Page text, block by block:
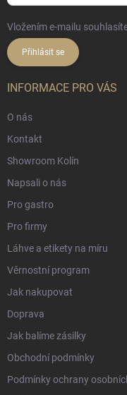
Vložením e-mailu
Přihlásit se
INFORMACE PRO VÁS
O nás
Kontakt
Showroom Kolín
Napsali o nás
Pro gastro
Pro firmy
Láhve a etikety na míru
Věrnostní program
Jak nakupovat
Doprava
Jak balíme zásilky
Obchodní podmínky
Podmínky ochrany